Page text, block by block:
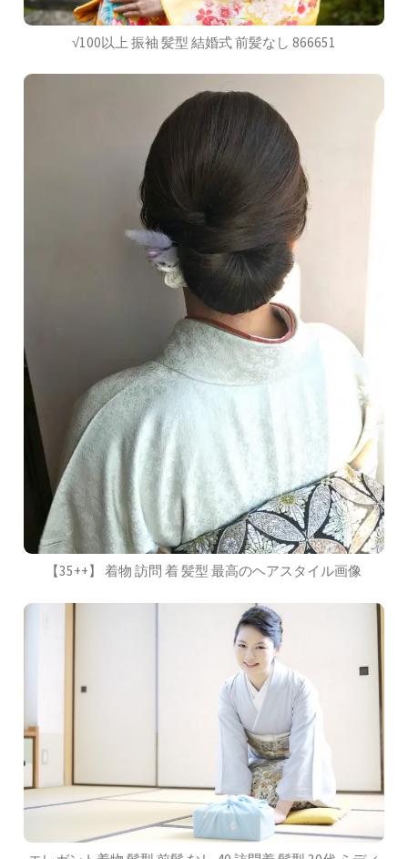
√100以上 振袖 髪型 結婚式 前髪なし 866651
【35++】 着物 訪問 着 髪型 最高のヘアスタイル画像